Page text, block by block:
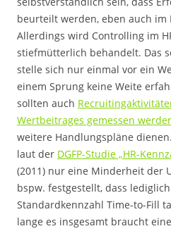
beurteilt werden, eben auch im
Allerdings wird Controlling im
stiefmütterlich behandelt. Das
stelle sich nur einmal vor ein
einem Sprung keine Weite
sollten auch
Wertbeitrages gemessen
weitere Handlungspläne
laut der DGFP-Studie „HR-
(2011) nur eine Minderheit der
bspw. festgestellt, dass
Standardkennzahl Time-to-Fill
lange es insgesamt braucht